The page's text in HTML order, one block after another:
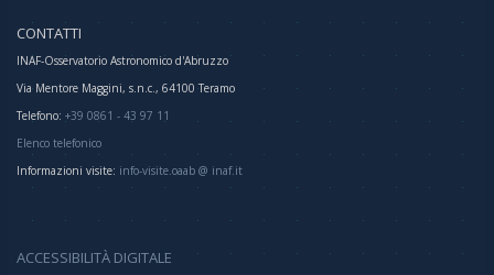
CONTATTI
INAF-Osservatorio Astronomico d'Abruzzo
Via Mentore Maggini, s.n.c., 64100 Teramo
Telefono: +39 0861 - 43 97 11
Elenco telefonico
Informazioni visite: info-visite.oaab @ inaf.it
ACCESSIBILITÀ DIGITALE